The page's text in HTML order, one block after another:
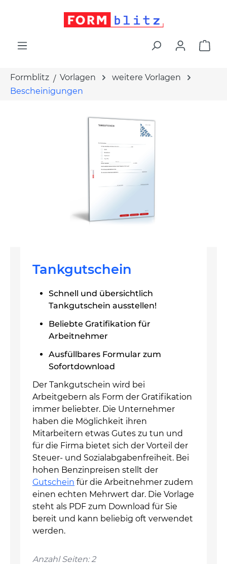
Formblitz Vorlagen
weitere Vorlagen
Bescheinigungen
Tankgutschein
Schnell und übersichtlich
Tankgutschein ausstellen!
Beliebte Gratifikation für
Arbeitnehmer
Ausfüllbares Formular zum
Sofortdownload
Der Tankgutschein wird bei
Arbeitgebern als Form der Gratifikation
immer beliebter. Die Unternehmer
haben die Möglichkeit ihren
Mitarbeitern etwas Gutes zu tun und
für die Firma bietet sich der Vorteil der
Steuer- und Sozialabgabenfreiheit. Bei
hohen Benzinpreisen stellt der
Gutschein für die Arbeitnehmer zudem
einen echten Mehrwert dar. Die Vorlage
steht als PDF zum Download für Sie
bereit und kann beliebig oft verwendet
werden.
Anzahl Seiten: 2